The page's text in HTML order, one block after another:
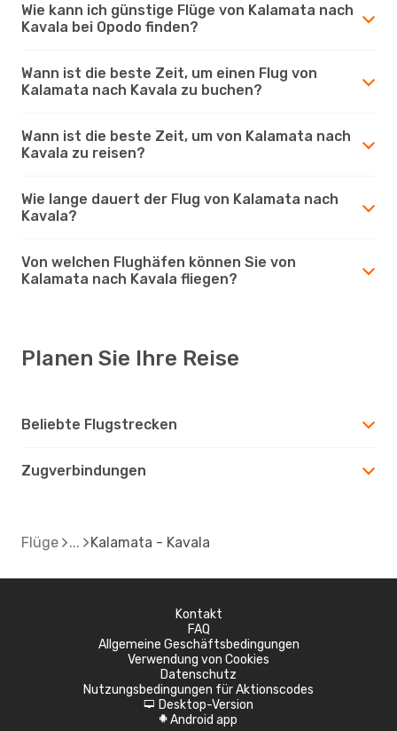
Wie kann ich günstige Flüge von Kalamata nach
Kavala bei Opodo finden?
Wann ist die beste Zeit, um einen Flug von
Kalamata nach Kavala zu buchen?
Wann ist die beste Zeit, um von Kalamata nach
Kavala zu reisen?
Wie lange dauert der Flug von Kalamata nach
Kavala?
Von welchen Flughäfen können Sie von
Kalamata nach Kavala fliegen?
Planen Sie Ihre Reise
Beliebte Flugstrecken
Zugverbindungen
Flüge Kalamata - Kavala
Kontakt
FAQ
Allgemeine Geschäftsbedingungen
Verwendung von Cookies
Datenschutz
Nutzungsbedingungen für Aktionscodes
d Desktop-Version
A Android app